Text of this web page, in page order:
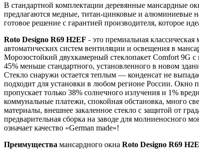
В стандартной комплектации деревянные мансардные
предлагаются медные, титан-цинковые и алюминиевые
готовое решение с гарантией производителя, которое
Roto Designo R69 H2EF - это премиальная
автоматических систем вентиляции и освещения в
Морозостойкий двухкамерный стеклопакет Comfort 9G
45% меньше стандартного, установленного в новом
Стекло снаружи остается теплым — конденсат не
подходит для установки в любом регионе России. Окно
пропускает только 38% солнечного излучения и 1%
коммунальные платежи, спокойная обстановка, много
материалы, внешнее закаленное стекло с защитой от
предварительная сборка на заводе для
означает качество «German made»!
Преимущества мансардного окна Roto Designo R69